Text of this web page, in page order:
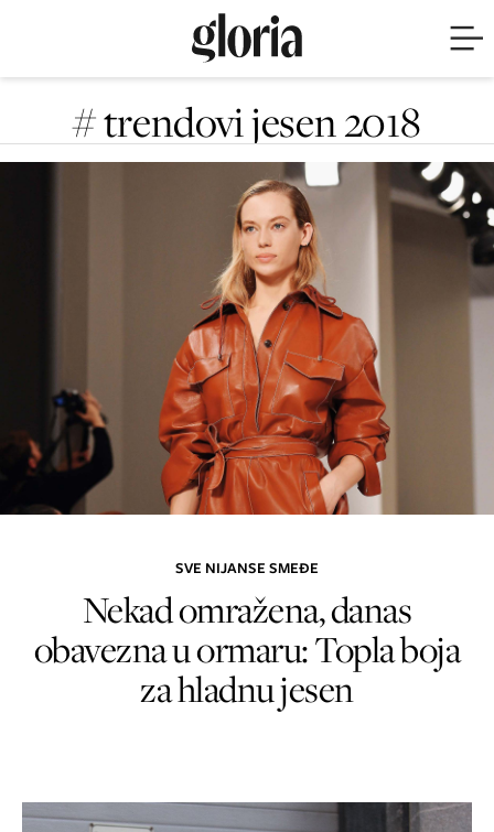
# trendovi jesen 2018
SVE NIJANSE SMEĐE
Nekad omražena, danas
obavezna u ormaru: Topla boja
za hladnu jesen